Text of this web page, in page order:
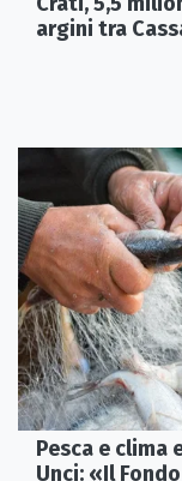
argini tra
Pesca e
Unci: «Il